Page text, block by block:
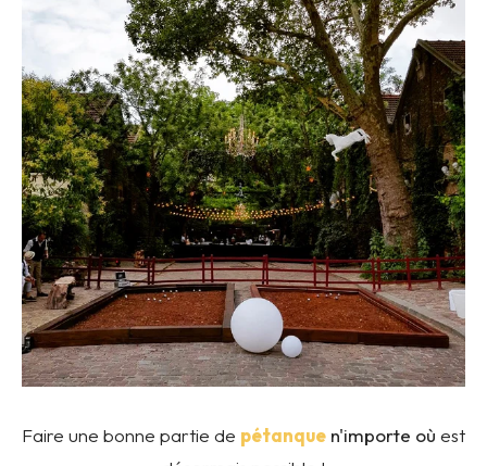
Faire une bonne partie de pétanque n'importe où est